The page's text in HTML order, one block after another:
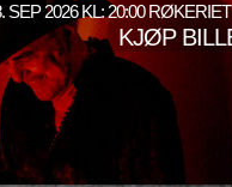
SEP 2026 KL: 20:00
KJØP